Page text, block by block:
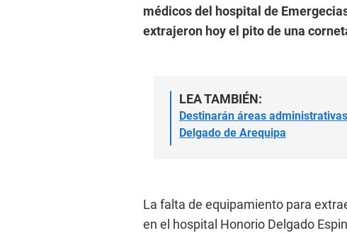
médicos del hospital de
extrajeron hoy el pito de una
LEA TAMBIÉN:
Destinarán áreas
Delgado de Arequipa
La falta de equipamiento para
en el hospital Honorio Delgado